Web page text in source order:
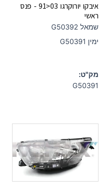
איבקו יורוקרגו 03<91 - פנס
ראשי
שמאל G50392
ימין G50391
מק"ט:
G50391